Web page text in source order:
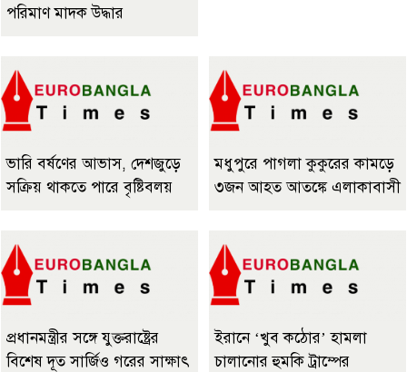
পরিমাণ মাদক উদ্ধার
ভারি বর্ষণের আভাস, দেশজুড়ে
সক্রিয় থাকতে পারে বৃষ্টিবলয়
মধুপুরে পাগলা কুকুরের কামড়ে
৩জন আহত আতঙ্কে এলাকাবাসী
প্রধানমন্ত্রীর সঙ্গে যুক্তরাষ্ট্রের
বিশেষ দূত সার্জিও গরের সাক্ষাৎ
ইরানে ‘খুব কঠোর’ হামলা
চালানোর হুমকি ট্রাম্পের